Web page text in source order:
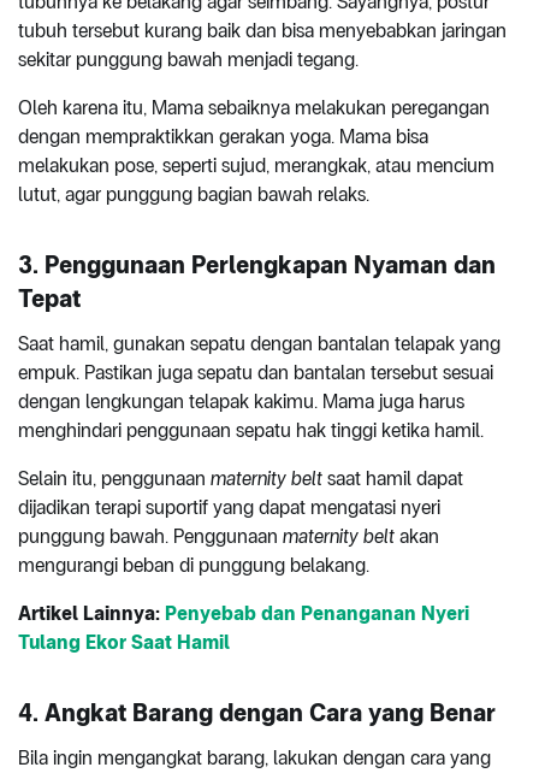
tubuh tersebut kurang baik dan bisa menyebabkan jaringan
sekitar punggung bawah menjadi tegang.
Oleh karena itu, Mama sebaiknya melakukan peregangan
dengan mempraktikkan gerakan yoga. Mama bisa
melakukan pose, seperti sujud, merangkak, atau mencium
lutut, agar punggung bagian bawah relaks.
3. Penggunaan Perlengkapan Nyaman dan
Tepat
Saat hamil, gunakan sepatu dengan bantalan telapak yang
empuk. Pastikan juga sepatu dan bantalan tersebut sesuai
dengan lengkungan telapak kakimu. Mama juga harus
menghindari penggunaan sepatu hak tinggi ketika hamil.
Selain itu, penggunaan maternity belt saat hamil dapat
dijadikan terapi suportif yang dapat mengatasi nyeri
punggung bawah. Penggunaan maternity belt akan
mengurangi beban di punggung belakang.
Artikel Lainnya: Penyebab dan Penanganan Nyeri
Tulang Ekor Saat Hamil
4. Angkat Barang dengan Cara yang Benar
Bila ingin mengangkat barang, lakukan dengan cara yang